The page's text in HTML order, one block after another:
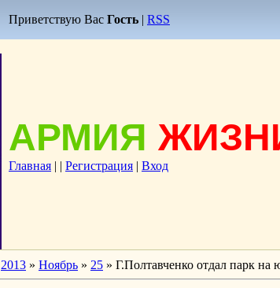
Приветствую Вас Гость | RSS
АРМИЯ
Главная | | Регистрация | Вход
2013 » Ноябрь » 25 » Г.Полтавченко отдал парк на